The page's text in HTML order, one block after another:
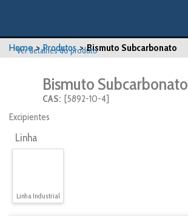
Home > Produtos > Bismuto Subcarbonato
Ver detalhes do produto
Bismuto Subcarbonato
CAS: [5892-10-4]
Excipientes
Linha
Linha Industrial